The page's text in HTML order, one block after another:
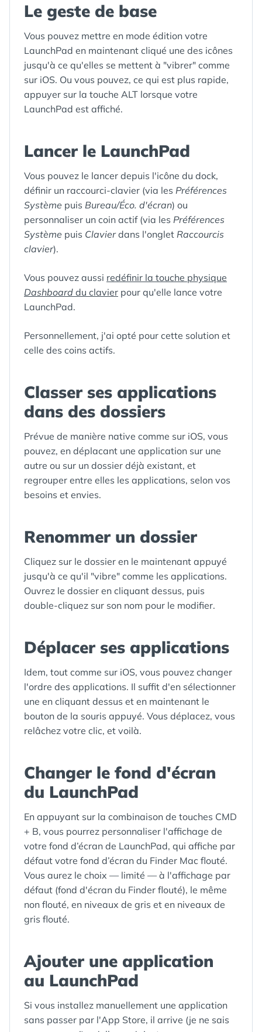
Le geste de base
Vous pouvez mettre en mode édition votre
LaunchPad en maintenant cliqué une des icônes
jusqu'à ce qu'elles se mettent à "vibrer" comme
sur iOS. Ou vous pouvez, ce qui est plus rapide,
appuyer sur la touche ALT lorsque votre
LaunchPad est affiché.
Lancer le LaunchPad
Vous pouvez le lancer depuis l'icône du dock,
définir un raccourci-clavier (via les Préférences
Système puis Bureau/Éco. d'écran) ou
personnaliser un coin actif (via les Préférences
Système puis Clavierdans l'onglet Raccourcis
clavier).
Vous pouvez aussi redéfinir la touche physique
Dashboard du clavier pour qu'elle lance votre
LaunchPad.
Personnellement, j'ai opté pour cette solution et
celle des coins actifs.
Classer ses applications
dans des dossiers
Prévue de manière native comme sur iOS, vous
pouvez, en déplacant une application sur une
autre ou sur un dossier déjà existant, et
regrouper entre elles les applications, selon vos
besoins et envies.
Renommer un dossier
Cliquez sur le dossier en le maintenant appuyé
jusqu'à ce qu'il "vibre" comme les applications.
Ouvrez le dossier en cliquant dessus, puis
double-cliquez sur son nom pour le modifier.
Déplacer ses applications
Idem, tout comme sur iOS, vous pouvez changer
l'ordre des applications. Il suffit d'en sélectionner
une en cliquant dessus et en maintenant le
bouton de la souris appuyé. Vous déplacez, vous
relâchez votre clic, et voilà.
Changer le fond d'écran
du LaunchPad
En appuyant sur la combinaison de touches CMD
+ B, vous pourrez personnaliser l'affichage de
votre fond d’écran de LaunchPad, qui affiche par
défaut votre fond d’écran du Finder Mac flouté.
Vous aurez le choix — limité — à l'affichage par
défaut (fond d'écran du Finder flouté), le même
non flouté, en niveaux de gris et en niveaux de
gris flouté.
Ajouter une application
au LaunchPad
Si vous installez manuellement une application
sans passer par l'App Store, il arrive (je ne sais